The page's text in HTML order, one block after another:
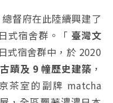
督府在此陸續興建了
式宿舍群。「 臺灣文
式宿舍群中，於 2020
蹟及 9 幢歷史建築 ，
茶室的副牌 matcha